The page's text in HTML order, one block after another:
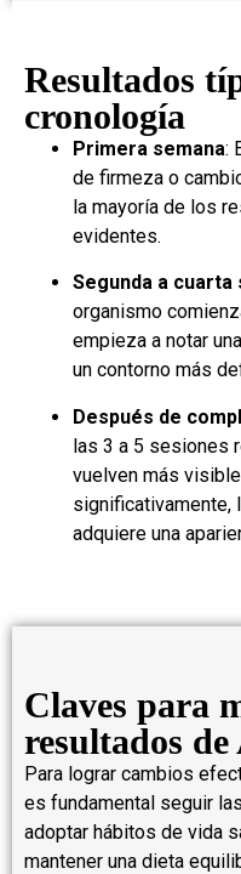
Resultados
cronología
Primera semana:
de firmeza o
la mayoría de los
evidentes.
Segunda a cuarta
organismo
empieza a notar
un contorno más
Después de
las 3 a 5 sesiones
vuelven más
significativamente,
adquiere una
Claves para
resultados
Para lograr cambios
es fundamental seguir
adoptar hábitos de vida
mantener una dieta